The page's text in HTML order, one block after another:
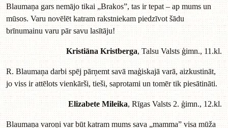
Blaumaņa gars nemājo tikai „Brakos”, tas ir tepat – ap mums un
mūsos. Varu novēlēt katram rakstniekam piedzīvot šādu
brīnumainu varu pār savu lasītāju!
Kristiāna Kristberga, Talsu Valsts ģimn., 11.kl.
R. Blaumaņa darbi spēj pārņemt savā maģiskajā varā, aizkustināt,
jo viss ir attēlots vienkārši, tieši, saprotami un tomēr tik piesātināti.
Elizabete Mileika, Rīgas Valsts 2. ģimn., 12.kl.
Blaumaņa varoņi var būt katram mums sava „mamma” visa mūža